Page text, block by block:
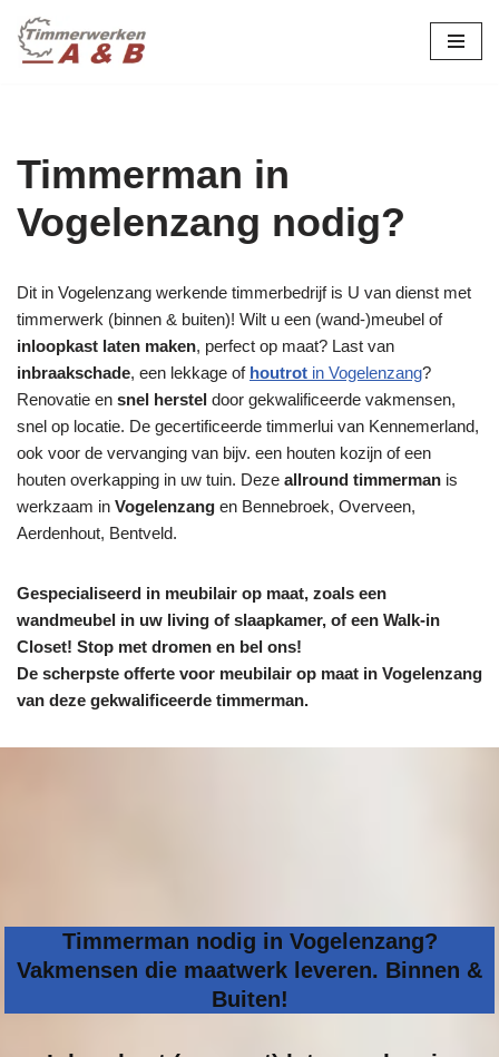
Ga
Timmerman in
Vogelenzang nodig?
Dit in Vogelenzang werkende timmerbedrijf is U van dienst met
timmerwerk (binnen & buiten)! Wilt u een (wand-)meubel of
inloopkast laten maken, perfect op maat? Last van
inbraakschade, een lekkage of houtrot in Vogelenzang?
Renovatie en snel herstel door gekwalificeerde vakmensen,
snel op locatie. De gecertificeerde timmerlui van Kennemerland,
ook voor de vervanging van bijv. een houten kozijn of een
houten overkapping in uw tuin. Deze allround timmerman is
werkzaam in Vogelenzang en Bennebroek, Overveen,
Aerdenhout, Bentveld.
Gespecialiseerd in meubilair op maat, zoals een
wandmeubel in uw living of slaapkamer, of een Walk-in
Closet! Stop met dromen en bel ons!
De scherpste offerte voor meubilair op maat in Vogelenzang
van deze gekwalificeerde timmerman.
Timmerman nodig in Vogelenzang?
Vakmensen die maatwerk leveren. Binnen &
Buiten!